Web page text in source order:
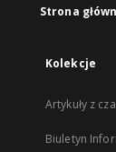
Strona
Kolekcje
Artykuły z
Biuletyn